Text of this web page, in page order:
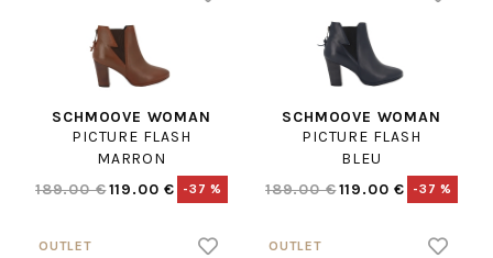
SCHMOOVE WOMAN
PICTURE FLASH
MARRON
189.00 €119.00 € -37 %
SCHMOOVE WOMAN
PICTURE FLASH
BLEU
189.00 €119.00 € -37 %